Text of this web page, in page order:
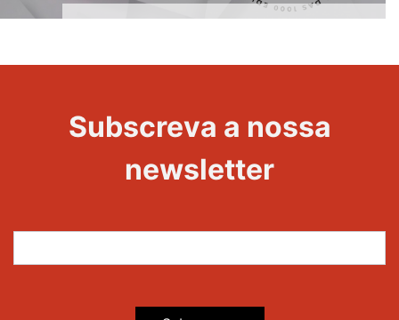
Evento
Subscreva a nossa
newsletter